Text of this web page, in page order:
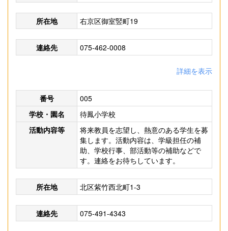
所在地 右京区御室竪町19
連絡先 075-462-0008
詳細を表示
番号
005
学校・園名
待鳳小学校
活動内容等
将来教員を志望し、熱意のある学生を募
集します。活動内容は、学級担任の補
助、学校行事、部活動等の補助などで
す。連絡をお待ちしています。
所在地 北区紫竹西北町1-3
連絡先 075-491-4343